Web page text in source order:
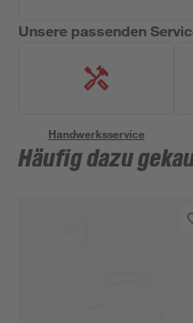
Unsere passenden
Handwerksservice
Häufig dazu